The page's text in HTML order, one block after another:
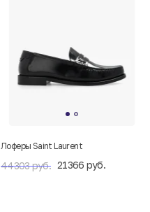
Лоферы Saint Laurent
44303 руб. 21366 руб.